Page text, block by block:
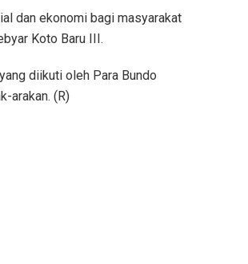
dan ekonomi bagi masyarakat
Koto Baru III.
diikuti oleh Para Bundo
arakan. (R)